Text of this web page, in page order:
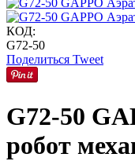
КОД:
G72-50
Поделиться Tweet
G72-50
робот